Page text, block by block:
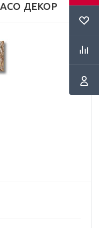
ДЕКОР